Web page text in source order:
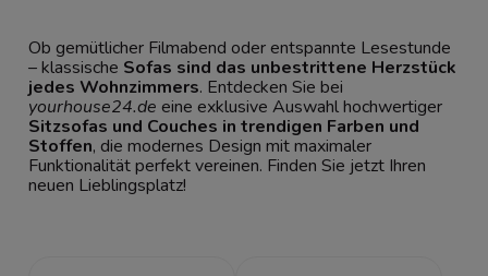
Ob gemütlicher Filmabend oder entspannte Lesestunde
– klassische Sofas sind das unbestrittene Herzstück
jedes Wohnzimmers. Entdecken Sie bei
yourhouse24.de eine exklusive Auswahl hochwertiger
Sitzsofas und Couches in trendigen Farben und
Stoffen, die modernes Design mit maximaler
Funktionalität perfekt vereinen. Finden Sie jetzt Ihren
neuen Lieblingsplatz!